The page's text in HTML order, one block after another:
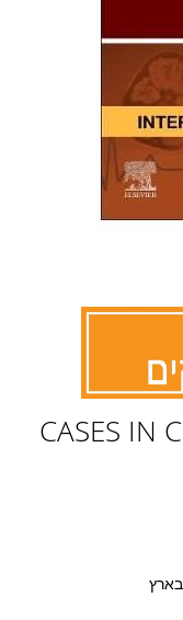
250 CASES